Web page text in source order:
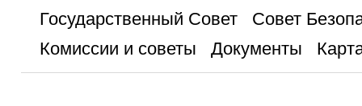
Государственный Совет
Совет
Комиссии и советы
Документы